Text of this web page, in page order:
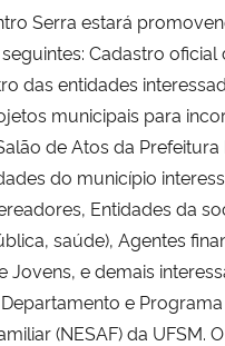
Serra estará
Cadastro
das entidades
municipais para
de Atos da
do município
Entidades da
saúde), Agentes
Jovens, e demais
e
(NESAF) da